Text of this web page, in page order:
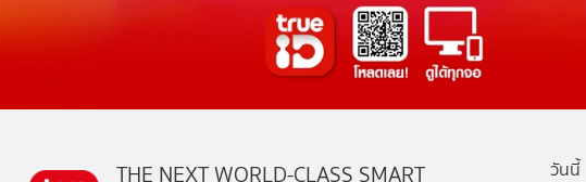
THE NEXT WORLD-CLASS SMART วันนี้